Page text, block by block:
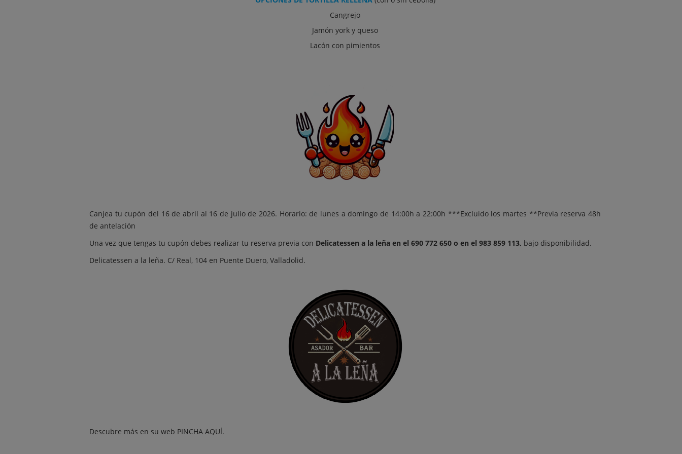
Cangrejo
Jamón york y queso
Lacón con pimientos
Canjea tu cupón del 16 de abril al 16 de julio de 2026. Horario: de lunes a domingo de 14:00h a 22:00h ***Excluido los martes **Previa reserva 48h
de antelación
Una vez que tengas tu cupón debes realizar tu reserva previa con Delicatessen a la leña en el 690 772 650 o en el 983 859 113, bajo disponibilidad.
Delicatessen a la leña. C/ Real, 104 en Puente Duero, Valladolid.
Descubre más en su web PINCHA AQUÍ.